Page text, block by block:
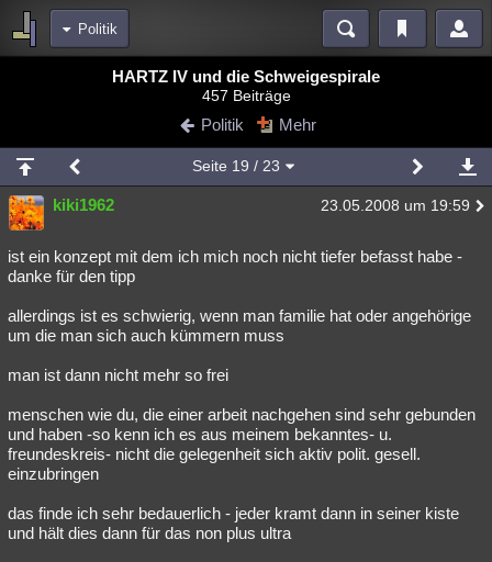
Politik
Blogs Videos
Chat Wiki Neuigkeiten
meine Rubriken
Menschen Mystery Kriminalfälle
Spiritualität Verschwörungen Technologie Ufologie
weitere Rubriken
Astronomie Helpdesk Gruppen Gaming Filme
Musik Clash Verbesserungen Allmystery English
Übersichten
Besucht Teilgenommen Alle Neue Geschlossen
HARTZ IV und die Schweigespirale
457 Beiträge
Politik Mehr
Seite 19 / 23
kiki1962 23.05.2008 um 19:59
ist ein konzept mit dem ich mich noch nicht tiefer befasst habe -
danke für den tipp
allerdings ist es schwierig, wenn man familie hat oder angehörige
um die man sich auch kümmern muss
man ist dann nicht mehr so frei
menschen wie du, die einer arbeit nachgehen sind sehr gebunden
und haben -so kenn ich es aus meinem bekanntes- u.
freundeskreis- nicht die gelegenheit sich aktiv polit. gesell.
einzubringen
das finde ich sehr bedauerlich - jeder kramt dann in seiner kiste
und hält dies dann für das non plus ultra